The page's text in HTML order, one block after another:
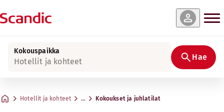
Kokouspaikka
Hotellit ja kohteet Hae
Hotellit ja kohteet … Kokoukset ja juhlatilat